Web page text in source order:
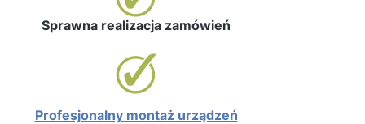
Sprawna realizacja zamówień
Profesjonalny montaż urządzeń